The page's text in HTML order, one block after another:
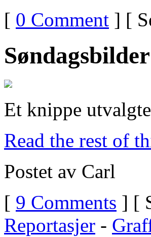
[ 0 Comment ] [
Et knippe
Read the rest of
Postet av Carl
[ 9 Comments ] [
Reportasjer -